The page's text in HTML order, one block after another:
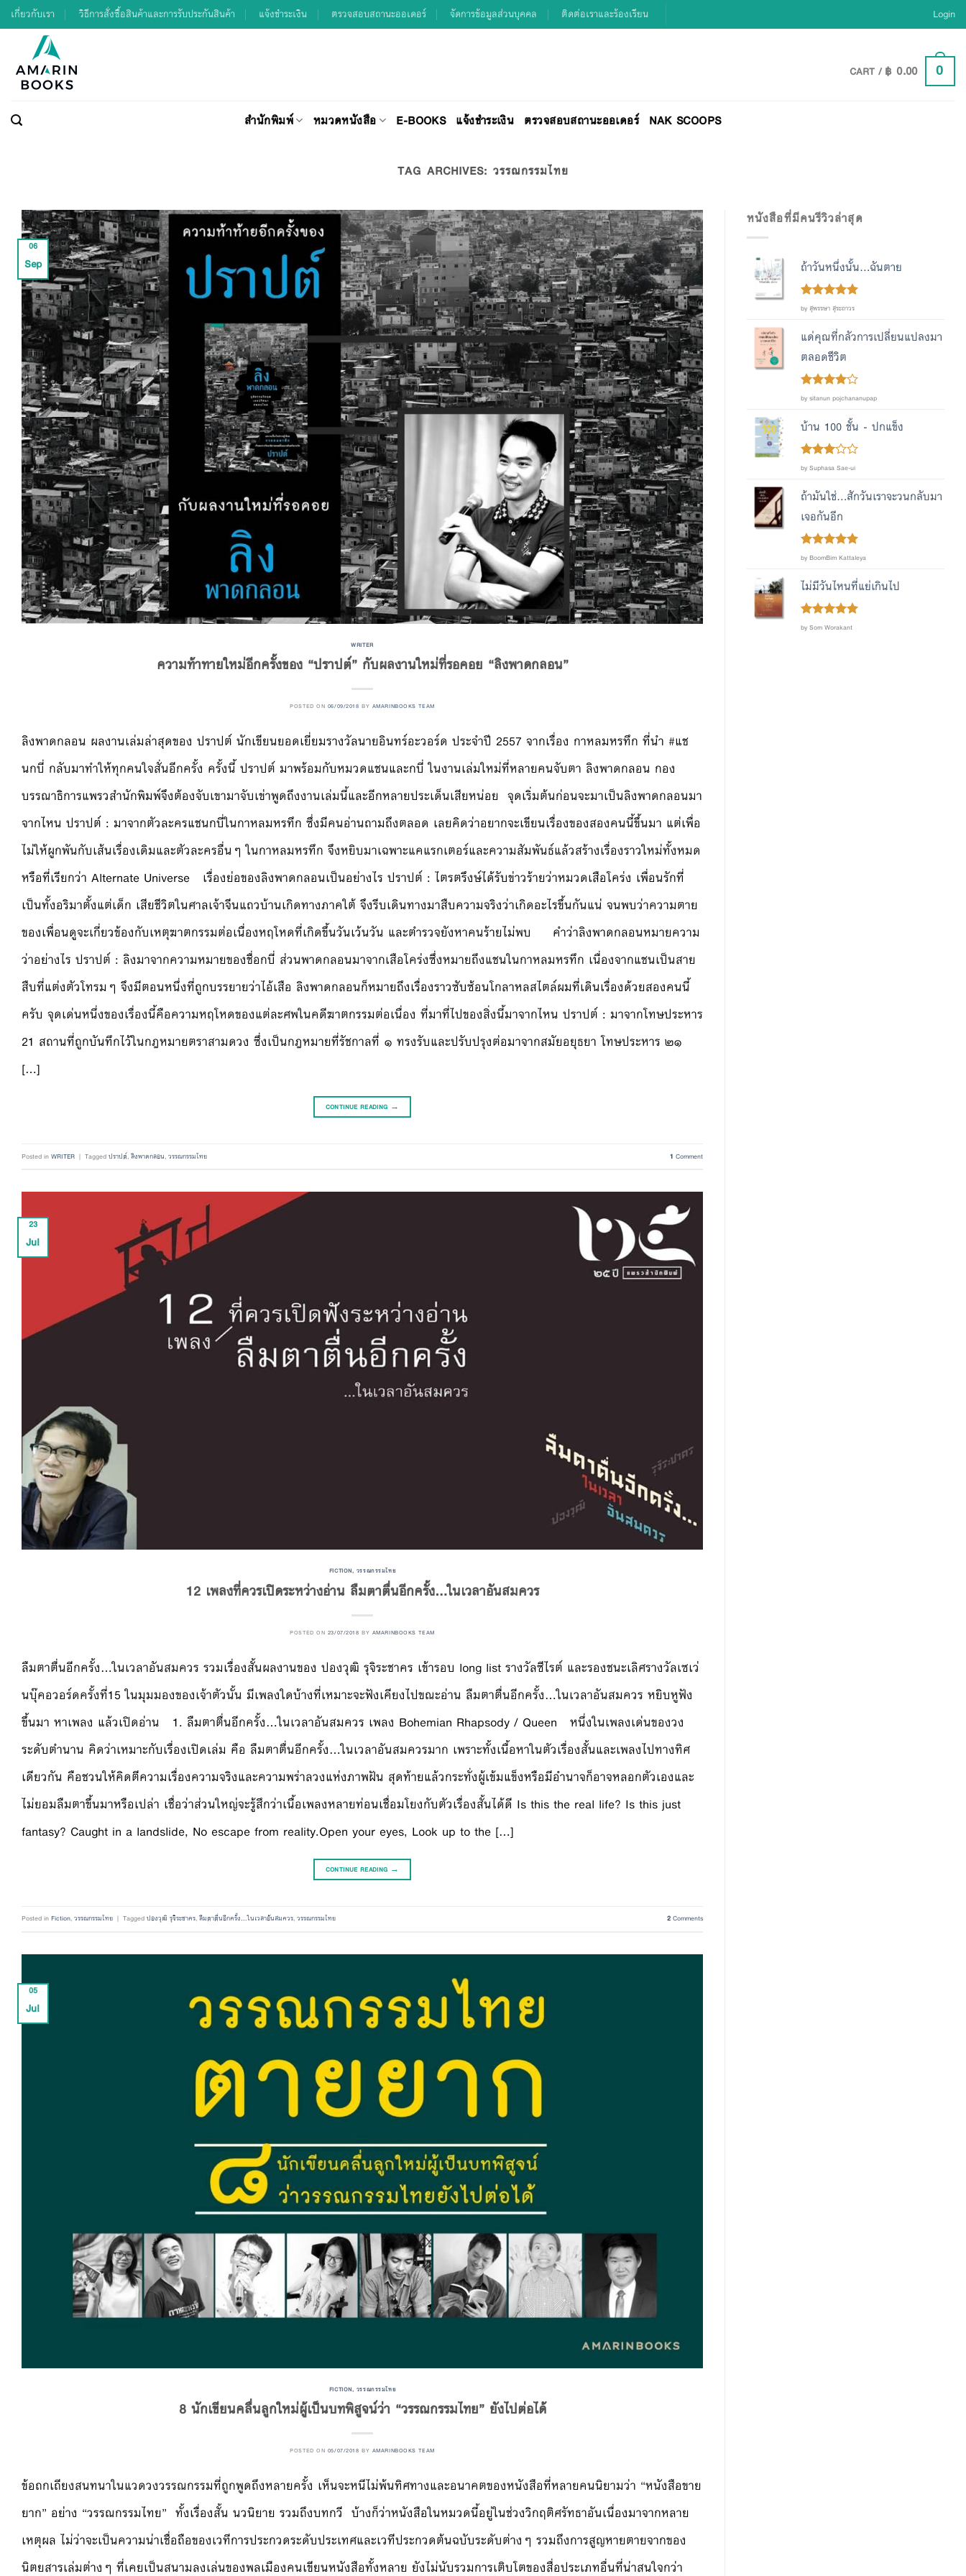
Skip
to
เกี่ยวกับเรา วิธีการสั่งซื้อสินค้าและการรับประกันสินค้า แจ้งชำระเงิน ตรวจสอบสถานะออเดอร์ จัดการข้อมูลส่วนบุคคล ติดต่อเราและร้องเรียน Login
CART /฿ 0.00 0
สำนักพิมพ์ หมวดหนังสือ E-BOOKS แจ้งชำระเงิน ตรวจสอบสถานะออเดอร์ NAK SCOOPS
TAG ARCHIVES: วรรณกรรมไทย
06
Sep
WRITER
ความท้าทายใหม่อีกครั้งของ “ปราปต์” กับผลงานใหม่ที่รอคอย “ลิงพาดกลอน”
POSTED ON 06/09/2018 BY AMARINBOOKS TEAM
ลิงพาดกลอน ผลงานเล่มล่าสุดของ ปราปต์ นักเขียนยอดเยี่ยมรางวัลนายอินทร์อะวอร์ด ประจำปี 2557 จากเรื่อง กาหลมหรทึก ที่นำ #แช
นกบี่ กลับมาทำให้ทุกคนใจสั่นอีกครั้ง ครั้งนี้ ปราปต์ มาพร้อมกับหมวดแชนและกบี่ ในงานเล่มใหม่ที่หลายคนจับตา ลิงพาดกลอน กอง
บรรณาธิการแพรวสำนักพิมพ์จึงต้องจับเขามาจับเข่าพูดถึงงานเล่มนี้และอีกหลายประเด็นเสียหน่อย จุดเริ่มต้นก่อนจะมาเป็นลิงพาดกลอนมา
จากไหน ปราปต์ : มาจากตัวละครแชนกบี่ในกาหลมหรทึก ซึ่งมีคนอ่านถามถึงตลอด เลยคิดว่าอยากจะเขียนเรื่องของสองคนนี้ขึ้นมา แต่เพื่อ
ไม่ให้ผูกพันกับเส้นเรื่องเดิมและตัวละครอื่นๆ ในกาหลมหรทึก จึงหยิบมาเฉพาะแคแรกเตอร์และความสัมพันธ์แล้วสร้างเรื่องราวใหม่ทั้งหมด
หรือที่เรียกว่า Alternate Universe เรื่องย่อของลิงพาดกลอนเป็นอย่างไร ปราปต์ : ไตรตรึงษ์ได้รับข่าวร้ายว่าหมวดเสือโคร่ง เพื่อนรักที่
เป็นทั้งอริมาตั้งแต่เด็ก เสียชีวิตในศาลเจ้าจีนแถวบ้านเกิดทางภาคใต้ จึงรีบเดินทางมาสืบความจริงว่าเกิดอะไรขึ้นกันแน่ จนพบว่าความตาย
ของเพื่อนดูจะเกี่ยวข้องกับเหตุฆาตกรรมต่อเนื่องหฤโหดที่เกิดขึ้นวันเว้นวัน และตำรวจยังหาคนร้ายไม่พบ คำว่าลิงพาดกลอนหมายความ
ว่าอย่างไร ปราปต์ : ลิงมาจากความหมายของชื่อกบี่ ส่วนพาดกลอนมาจากเสือโคร่งซึ่งหมายถึงแชนในกาหลมหรทึก เนื่องจากแชนเป็นสาย
สืบที่แต่งตัวโทรมๆ จึงมีตอนหนึ่งที่ถูกบรรยายว่าไอ้เสือ ลิงพาดกลอนก็หมายถึงเรื่องราวซับซ้อนโกลาหลสไตล์ผมที่เดินเรื่องด้วยสองคนนี้
ครับ จุดเด่นหนึ่งของเรื่องนี้คือความหฤโหดของแต่ละศพในคดีฆาตกรรมต่อเนื่อง ที่มาที่ไปของสิ่งนี้มาจากไหน ปราปต์ : มาจากโทษประหาร
21 สถานที่ถูกบันทึกไว้ในกฎหมายตราสามดวง ซึ่งเป็นกฎหมายที่รัชกาลที่ ๑ ทรงรับและปรับปรุงต่อมาจากสมัยอยุธยา โทษประหาร ๒๑
[…]
CONTINUE READING →
Posted inWRITER | Taggedปราปต์,ลิงพาดกลอน,วรรณกรรมไทย 1 Comment
23
Jul
FICTION, วรรณกรรมไทย
12 เพลงที่ควรเปิดระหว่างอ่าน ลืมตาตื่นอีกครั้ง…ในเวลาอันสมควร
POSTED ON 23/07/2018 BY AMARINBOOKS TEAM
ลืมตาตื่นอีกครั้ง…ในเวลาอันสมควร รวมเรื่องสั้นผลงานของ ปองวุฒิ รุจิระชาคร เข้ารอบ long list รางวัลซีไรต์ และรองชนะเลิศรางวัลเซเว่
นบุ๊คอวอร์ดครั้งที่15 ในมุมมองของเจ้าตัวนั้น มีเพลงใดบ้างที่เหมาะจะฟังเคียงไปขณะอ่าน ลืมตาตื่นอีกครั้ง…ในเวลาอันสมควร หยิบหูฟัง
ขึ้นมา หาเพลง แล้วเปิดอ่าน 1. ลืมตาตื่นอีกครั้ง…ในเวลาอันสมควร เพลง Bohemian Rhapsody / Queen หนึ่งในเพลงเด่นของวง
ระดับตำนาน คิดว่าเหมาะกับเรื่องเปิดเล่ม คือ ลืมตาตื่นอีกครั้ง…ในเวลาอันสมควรมาก เพราะทั้งเนื้อหาในตัวเรื่องสั้นและเพลงไปทางทิศ
เดียวกัน คือชวนให้คิดตีความเรื่องความจริงและความพร่าลวงแห่งภาพฝัน สุดท้ายแล้วกระทั่งผู้เข้มแข็งหรือมีอำนาจก็อาจหลอกตัวเองและ
ไม่ยอมลืมตาขึ้นมาหรือเปล่า เชื่อว่าส่วนใหญ่จะรู้สึกว่าเนื้อเพลงหลายท่อนเชื่อมโยงกับตัวเรื่องสั้นได้ดี Is this the real life? Is this just
fantasy? Caught in a landslide, No escape from reality.Open your eyes, Look up to the […]
CONTINUE READING →
Posted inFiction,วรรณกรรมไทย | Taggedปองวุฒิ รุจิระชาคร,ลืมตาตื่นอีกครั้ง...ในเวลาอันสมควร,วรรณกรรมไทย 2Comments
05
Jul
FICTION, วรรณกรรมไทย
8 นักเขียนคลื่นลูกใหม่ผู้เป็นบทพิสูจน์ว่า “วรรณกรรมไทย” ยังไปต่อได้
POSTED ON 05/07/2018 BY AMARINBOOKS TEAM
ข้อถกเถียงสนทนาในแวดวงวรรณกรรมที่ถูกพูดถึงหลายครั้ง เห็นจะหนีไม่พ้นทิศทางและอนาคตของหนังสือที่หลายคนนิยามว่า “หนังสือขาย
ยาก” อย่าง “วรรณกรรมไทย” ทั้งเรื่องสั้น นวนิยาย รวมถึงบทกวี บ้างก็ว่าหนังสือในหมวดนี้อยู่ในช่วงวิกฤติศรัทธาอันเนื่องมาจากหลาย
เหตุผล ไม่ว่าจะเป็นความน่าเชื่อถือของเวทีการประกวดระดับประเทศและเวทีประกวดต้นฉบับระดับต่างๆ รวมถึงการสูญหายตายจากของ
นิตยสารเล่มต่างๆ ที่เคยเป็นสนามลงเล่นของพลเมืองคนเขียนหนังสือทั้งหลาย ยังไม่นับรวมการเติบโตของสื่อประเภทอื่นที่น่าสนใจกว่า
หนังสือที่มีคนรีวิวล่าสุด
ถ้าวันหนึ่งนั้น...ฉันตาย
Rated 5out
by สุพรรษา สุระถาวร
แด่คุณที่กลัวการเปลี่ยนแปลงมา
ตลอดชีวิต
Rated4
by sitanun pojchananupap
บ้าน 100 ชั้น - ปกแข็ง
Rated
of 5
by Suphasa Sae-ui
ถ้ามันใช่...สักวันเราจะวนกลับมา
เจอกันอีก
Rated5 out
by BoomBim Kattaleya
ไม่มีวันไหนที่แย่เกินไป
Rated5out
by Som Worakant